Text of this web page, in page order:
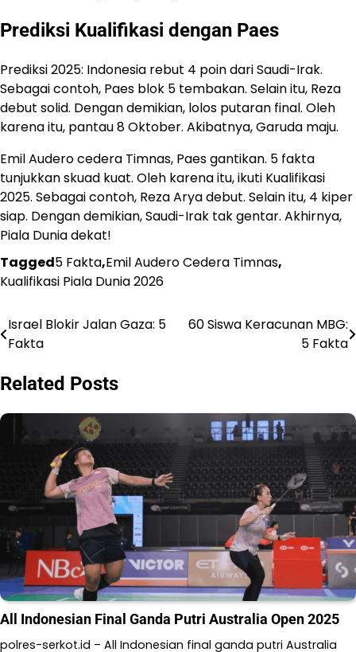
Prediksi Kualifikasi dengan Paes
Prediksi 2025: Indonesia rebut 4 poin dari Saudi-Irak.
Sebagai contoh, Paes blok 5 tembakan. Selain itu, Reza
debut solid. Dengan demikian, lolos putaran final. Oleh
karena itu, pantau 8 Oktober. Akibatnya, Garuda maju.
Emil Audero cedera Timnas, Paes gantikan. 5 fakta
tunjukkan skuad kuat. Oleh karena itu, ikuti Kualifikasi
2025. Sebagai contoh, Reza Arya debut. Selain itu, 4 kiper
siap. Dengan demikian, Saudi-Irak tak gentar. Akhirnya,
Piala Dunia dekat!
Tagged5 Fakta,Emil Audero Cedera Timnas,
Kualifikasi Piala Dunia 2026
Navigasi
Israel Blokir Jalan Gaza: 5
Fakta
60 Siswa Keracunan MBG:
5 Fakta
Related Posts
All Indonesian Final Ganda Putri Australia Open 2025
polres-serkot.id – All Indonesian final ganda putri Australia